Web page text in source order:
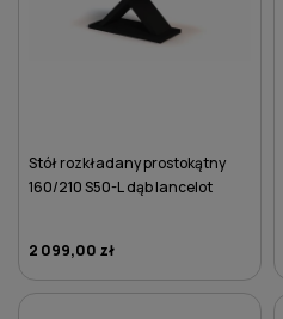
Stół rozkładany prostokątny
160/210 S50-L dąb lancelot
2 099,00 zł